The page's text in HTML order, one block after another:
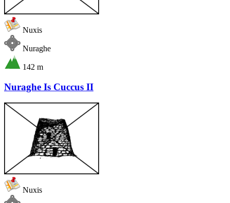
Nuxis
Nuraghe
142 m
Nuraghe Is Cuccus II
Nuxis